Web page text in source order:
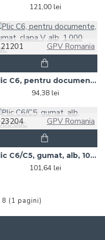
121,00 lei
GPV Romania
Plic C6, pentru documente, gumat, clapa V, alb, 1.000 buc.
94,38 lei
GPV Romania
Plic C6/C5, gumat, alb, 1000 buc.
101,64 lei
(1 pagini)